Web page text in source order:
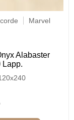
Marvel
Alabaster
Lapp.